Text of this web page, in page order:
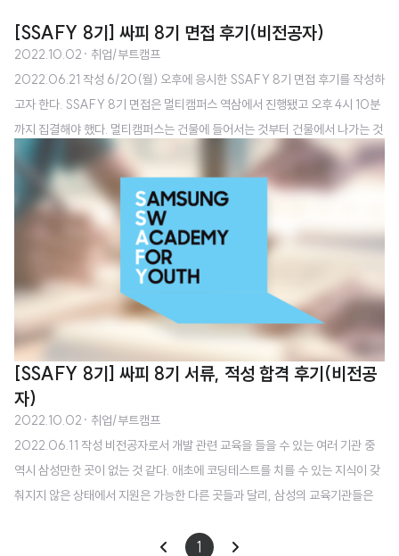
[SSAFY 8기] 싸피 8기 면접 후기(비전공자)
2022.10.02 · 취업/부트캠프
2022.06.21 작성 6/20(월) 오후에 응시한 SSAFY 8기 면접 후기를 작성하
고자 한다. SSAFY 8기 면접은 멀티캠퍼스 역삼에서 진행됐고 오후 4시 10분
까지 집결해야 했다. 멀티캠퍼스는 건물에 들어서는 것부터 건물에서 나가는 것
까지 방역에 대해 철저히 관리 중이었다. ​ 기본적으로 면접 프로세스나 구성들
은 대외비라서 관련 내용은 작성할 수 없다. 실제로 오리엔테이션을 진행하는
과정에서 진행자분이 수차례 강조한 내용이기 때문에, 면접을 준비한 과정과 면
접에서 느낀 점을 중심으로 후기를 남긴다. ​ ​ 1. 총평 ​ 취업, 취직과 관련한 면접
은 인생에서 두 번째였는데 첫 번째 면접과 굉장히 대비되었다. 첫 면접은 삼성
전자 DX부문 SCSA전형 면접이었는데 분위기가 굉장히 좋았었고, SSAFY..
[SSAFY 8기] 싸피 8기 서류, 적성 합격 후기(비전공
자)
2022.10.02 · 취업/부트캠프
2022.06.11 작성 비전공자로서 개발 관련 교육을 들을 수 있는 여러 기관 중
역시 삼성만한 곳이 없는 것 같다. 애초에 코딩테스트를 치를 수 있는 지식이 갖
춰지지 않은 상태에서 지원은 가능한 다른 곳들과 달리, 삼성의 교육기관들은
SCSA 전형으로 지원했지만 무조건 붙는다는 보장이 없기 때문에 SSAFY에
1